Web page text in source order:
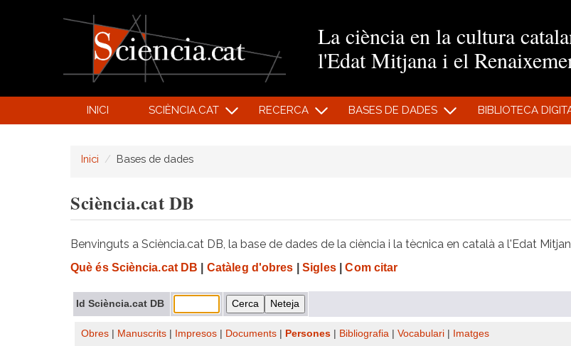
La ciència en la cultura
l'Edat Mitjana i el
INICI SCIÈNCIA.CAT RECERCA BASES DE DADES BIBLIOTECA
Inici Bases de dades
Sciència.cat DB
Benvinguts a Sciència.cat DB, la base de dades de la ciència i la tècnica en català a l'Edat
Què és Sciència.cat DB Catàleg d'obres Sigles| Com citar
Id Sciència.cat DB
Obres Manuscrits Impresos Documents Persones Bibliografia Vocabulari Imatges